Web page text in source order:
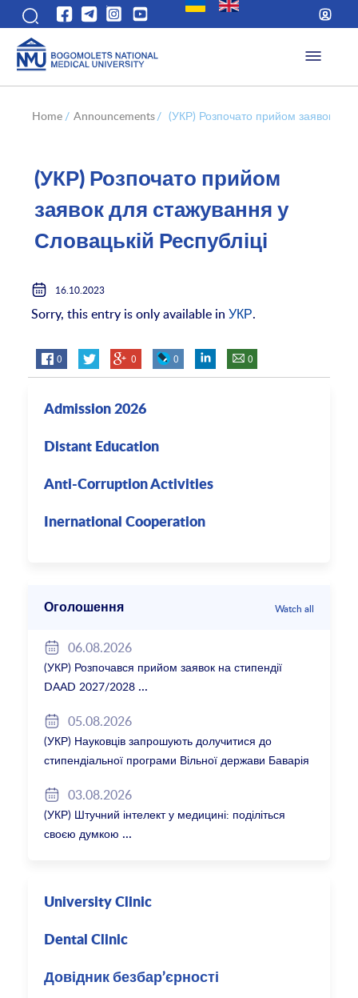
Home / Announcements/ (УКР) Розпочато прийом заявок для
(УКР) Розпочато прийом
заявок для стажування у
Словацькій Республіці
16.10.2023
Sorry, this entry is only available inУКР.
0 0 0 0
Admission 2026
Distant Education
Anti-Corruption Activities
Inernational Cooperation
Оголошення Watch all
06.08.2026
(УКР) Розпочався прийом заявок на стипендії
DAAD 2027/2028
05.08.2026
(УКР) Науковців запрошують долучитися до
стипендіальної програми Вільної держави Баварія
03.08.2026
(УКР) Штучний інтелект у медицині: поділіться
своєю думкою
University Clinic
Dental Clinic
Довідник безбар’єрності